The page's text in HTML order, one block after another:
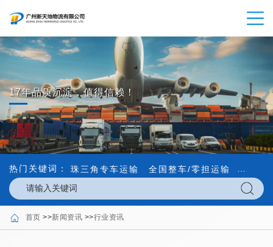
17年品质沉淀，值得信赖！
热门关键词： 珠三角专车运输 全国整车/零担运输 内外贸
首页 >>新闻资讯 >>行业资讯